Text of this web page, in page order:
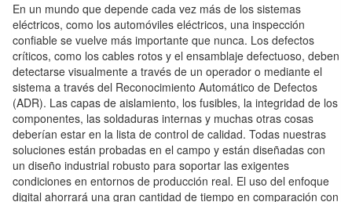
En un mundo que depende cada vez más de los sistemas
eléctricos, como los automóviles eléctricos, una inspección
confiable se vuelve más importante que nunca. Los defectos
críticos, como los cables rotos y el ensamblaje defectuoso, deben
detectarse visualmente a través de un operador o mediante el
sistema a través del Reconocimiento Automático de Defectos
(ADR). Las capas de aislamiento, los fusibles, la integridad de los
componentes, las soldaduras internas y muchas otras cosas
deberían estar en la lista de control de calidad. Todas nuestras
soluciones están probadas en el campo y están diseñadas con
un diseño industrial robusto para soportar las exigentes
condiciones en entornos de producción real. El uso del enfoque
digital ahorrará una gran cantidad de tiempo en comparación con